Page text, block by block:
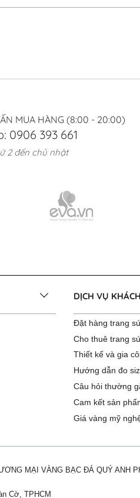
MUA HÀNG (8:00 - 20:00)
0906 393 661
2 đến chủ nhật
DỊCH VỤ
Đặt hàng trang
Cho thuê trang
Thiết kế và gia
Hướng dẫn đo
Câu hỏi thường
Cam kết sản
Giá vàng mỹ
MẠI VÀNG BẠC ĐÁ QUÝ ANH
Cờ, TPHCM